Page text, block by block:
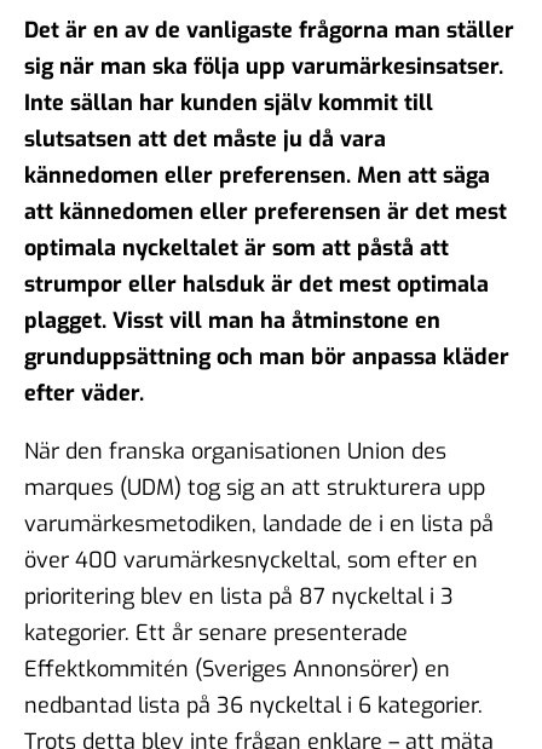
Det är en av de vanligaste frågorna man ställer
sig när man ska följa upp varumärkesinsatser.
Inte sällan har kunden själv kommit till
slutsatsen att det måste ju då vara
kännedomen eller preferensen. Men att säga
att kännedomen eller preferensen är det mest
optimala nyckeltalet är som att påstå att
strumpor eller halsduk är det mest optimala
plagget. Visst vill man ha åtminstone en
grunduppsättning och man bör anpassa kläder
efter väder.
När den franska organisationen Union des
marques (UDM) tog sig an att strukturera upp
varumärkesmetodiken, landade de i en lista på
över 400 varumärkesnyckeltal, som efter en
prioritering blev en lista på 87 nyckeltal i 3
kategorier. Ett år senare presenterade
Effektkommitén (Sveriges Annonsörer) en
nedbantad lista på 36 nyckeltal i 6 kategorier.
Trots detta blev inte frågan enklare – att mäta